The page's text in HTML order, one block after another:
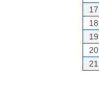
17
18
19
20
21